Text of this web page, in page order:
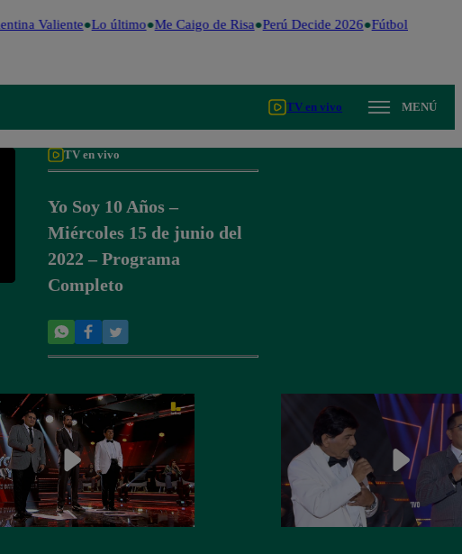
Valiente Lo último Me Caigo de Risa Perú Decide 2026 Fútbol peruano
TV en vivo MENÚ
TV en vivo
Yo Soy 10 Años –
Miércoles 15 de junio del
2022 – Programa
Completo